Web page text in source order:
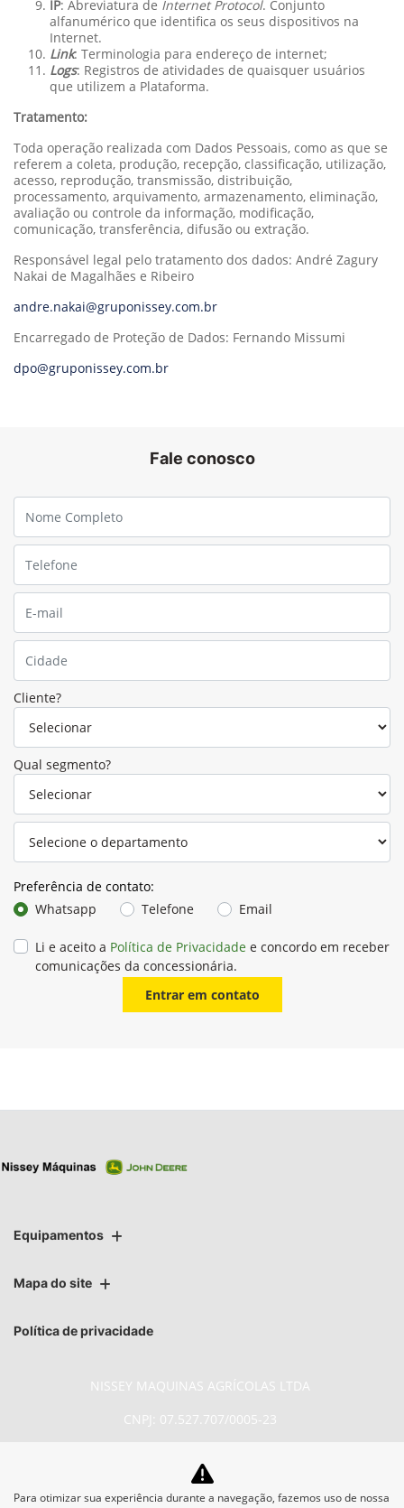
IP: Abreviatura de Internet Protocol. Conjunto
alfanumérico que identifica os seus dispositivos na
Internet.
Link: Terminologia para endereço de internet;
Logs: Registros de atividades de quaisquer usuários
que utilizem a Plataforma.
Tratamento:
Toda operação realizada com Dados Pessoais, como as que se
referem a coleta, produção, recepção, classificação, utilização,
acesso, reprodução, transmissão, distribuição,
processamento, arquivamento, armazenamento, eliminação,
avaliação ou controle da informação, modificação,
comunicação, transferência, difusão ou extração.
Responsável legal pelo tratamento dos dados: André Zagury
Nakai de Magalhães e Ribeiro
andre.nakai@gruponissey.com.br
Encarregado de Proteção de Dados: Fernando Missumi
dpo@gruponissey.com.br
Fale conosco
Cliente?
Qual segmento?
Preferência de contato:
Whatsapp
Telefone Email
Li e aceito a Política de Privacidade e concordo em receber
comunicações da concessionária.
Entrar em contato
Equipamentos
Mapa do site
Política de privacidade
NISSEY MAQUINAS AGRÍCOLAS LTDA
CNPJ: 07.527.707/0005-23
No trânsito, enxergar o outro salva
Para otimizar sua experiência durante a navegação, fazemos uso de nossa